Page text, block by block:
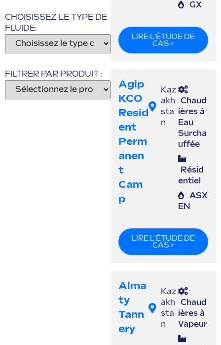
CHOISISSEZ LE TYPE DE
FLUIDE:
FILTRER PAR PRODUIT :
GX
LIRE L'ÉTUDE DE
CAS >
Agip
KCO
Resid
Ent
Perm
Anen
T
Cam
P
Kaz
akh
sta
n
Chaud
ières à
Eau
Surcha
uffée
Résid
entiel
ASX
EN
LIRE L'ÉTUDE DE
CAS >
Alma
Ty
Tann
Ery
Kaz
akh
sta
n
Chaud
ières à
Vapeur